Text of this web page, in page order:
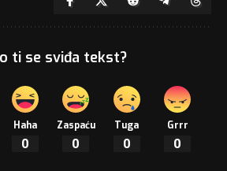
ti se sviđa tekst?
Haha
0
Zaspaću
0
Tuga
0
Grrr
0